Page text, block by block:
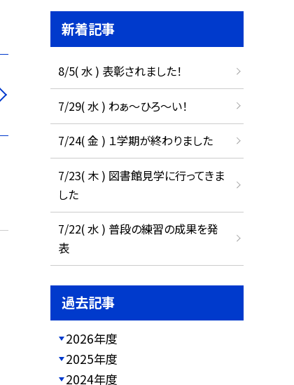
新着記事
8/5( 水 ) 表彰されました！
7/29( 水 ) わぁ～ひろ～い！
7/24( 金 ) １学期が終わりました
7/23( 木 ) 図書館見学に行ってきま
した
7/22( 水 ) 普段の練習の成果を発
表
過去記事
2026年度
2025年度
2024年度